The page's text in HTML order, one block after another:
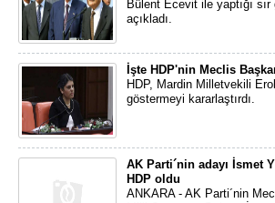
Bülent Ecevit ile yaptığı
açıkladı.
İşte HDP'nin Meclis
HDP, Mardin Milletvekili
göstermeyi kararlaştırdı.
AK Parti´nin adayı İsmet
HDP oldu
ANKARA - AK Parti´nin